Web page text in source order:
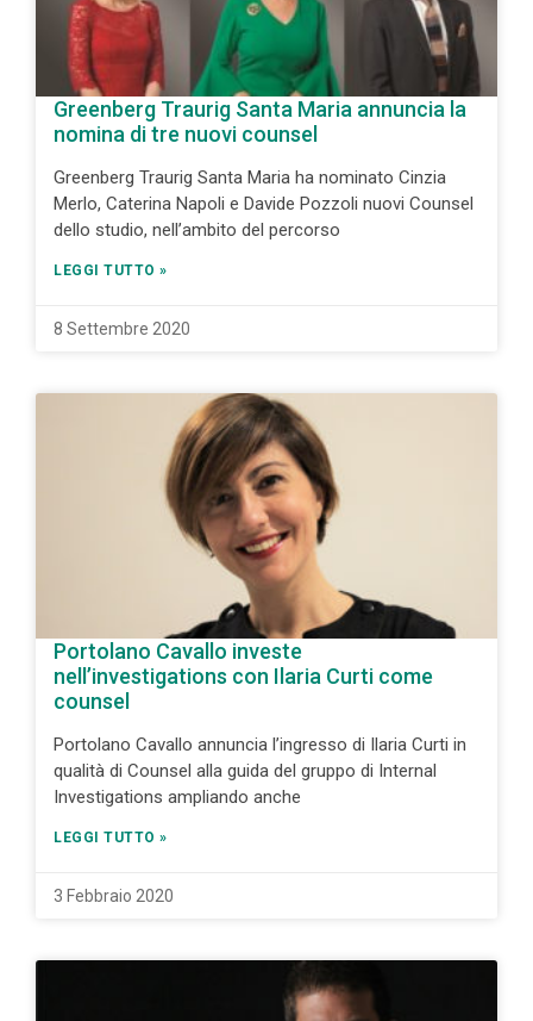
Greenberg Traurig Santa Maria annuncia la
nomina di tre nuovi counsel
Greenberg Traurig Santa Maria ha nominato Cinzia
Merlo, Caterina Napoli e Davide Pozzoli nuovi Counsel
dello studio, nell’ambito del percorso
LEGGI TUTTO »
8 Settembre 2020
Portolano Cavallo investe
nell’investigations con Ilaria Curti come
counsel
Portolano Cavallo annuncia l’ingresso di Ilaria Curti in
qualità di Counsel alla guida del gruppo di Internal
Investigations ampliando anche
LEGGI TUTTO »
3 Febbraio 2020